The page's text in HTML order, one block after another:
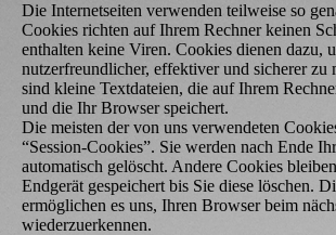
Die Internetseiten verwenden teilweise so
Cookies richten auf Ihrem Rechner keinen
enthalten keine Viren. Cookies dienen dazu,
nutzerfreundlicher, effektiver und sicherer zu
sind kleine Textdateien, die auf Ihrem
und die Ihr Browser speichert.
Die meisten der von uns verwendeten
“Session-Cookies”. Sie werden nach Ende
automatisch gelöscht. Andere Cookies
Endgerät gespeichert bis Sie diese löschen.
ermöglichen es uns, Ihren Browser beim
wiederzuerkennen.